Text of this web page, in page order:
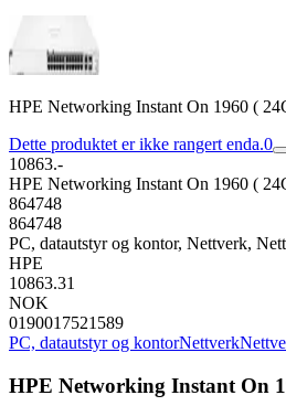
HPE Networking Instant On 1960 (
Dette produktet er ikke rangert enda.0
10863.-
HPE Networking Instant On 1960 (
864748
864748
PC, datautstyr og kontor, Nettverk,
HPE
10863.31
NOK
0190017521589
PC, datautstyr og kontorNettverk
HPE Networking Instant On